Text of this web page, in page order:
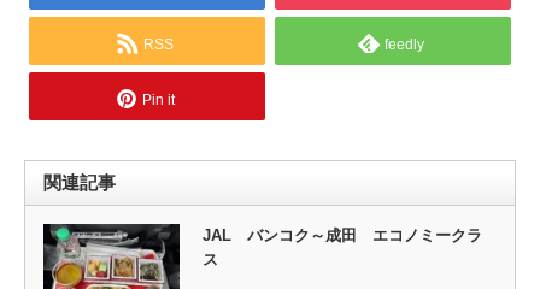
RSS feedly
Pin it
関連記事
JAL バンコク～成田 エコノミークラ
ス